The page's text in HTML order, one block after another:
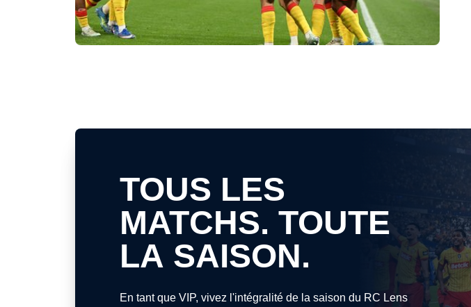
TOUS LES
MATCHS. TOUTE
LA SAISON.
En tant que VIP, vivez l'intégralité de la saison du RC Lens